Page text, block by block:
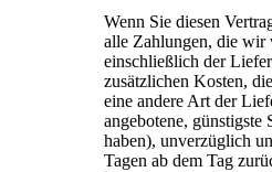
Wenn Sie diesen
alle Zahlungen, die wir
einschließlich der
zusätzlichen Kosten,
eine andere Art der
angebotene,
haben), unverzüglich
Tagen ab dem Tag